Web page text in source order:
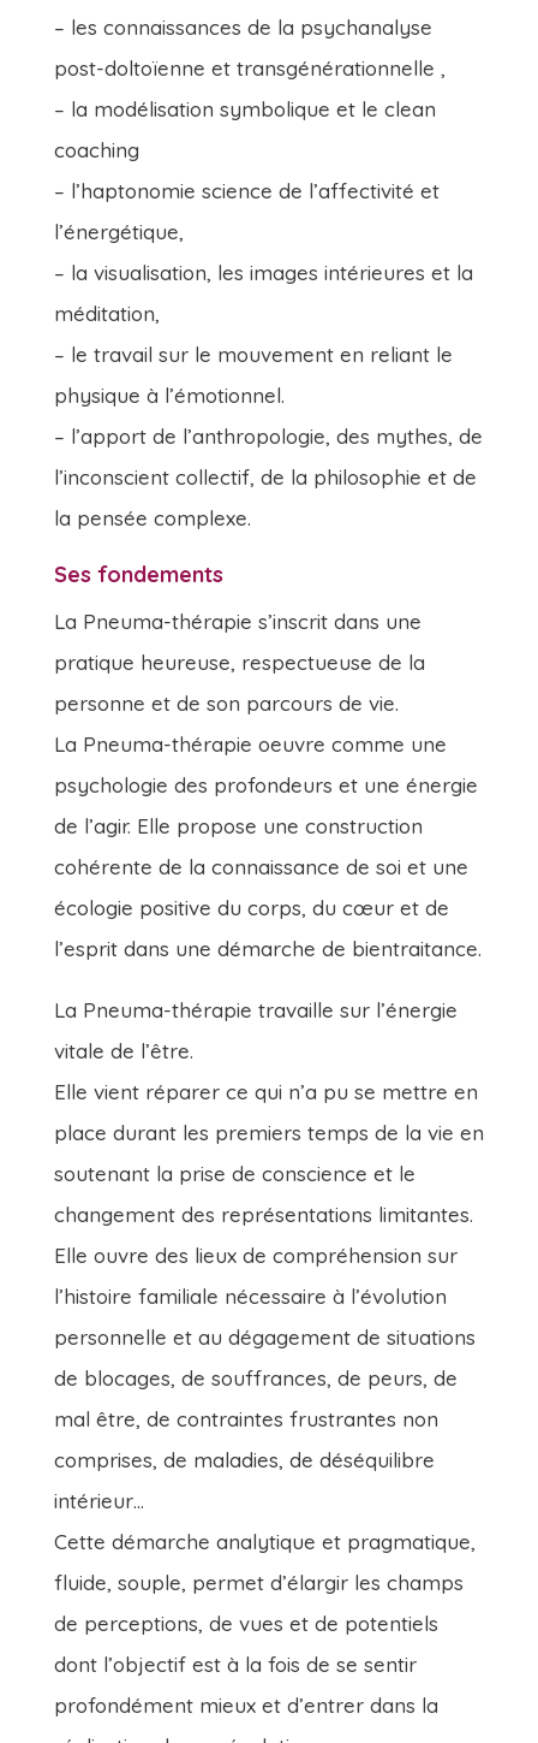
– les connaissances de la psychanalyse
post-doltoïenne et transgénérationnelle ,
– la modélisation symbolique et le clean
coaching
– l’haptonomie science de l’affectivité et
l’énergétique,
– la visualisation, les images intérieures et la
méditation,
– le travail sur le mouvement en reliant le
physique à l’émotionnel.
– l’apport de l’anthropologie, des mythes, de
l’inconscient collectif, de la philosophie et de
la pensée complexe.
Ses fondements
La Pneuma-thérapie s’inscrit dans une
pratique heureuse, respectueuse de la
personne et de son parcours de vie.
La Pneuma-thérapie oeuvre comme une
psychologie des profondeurs et une énergie
de l’agir. Elle propose une construction
cohérente de la connaissance de soi et une
écologie positive du corps, du cœur et de
l’esprit dans une démarche de bientraitance.
La Pneuma-thérapie travaille sur l’énergie
vitale de l’être.
Elle vient réparer ce qui n’a pu se mettre en
place durant les premiers temps de la vie en
soutenant la prise de conscience et le
changement des représentations limitantes.
Elle ouvre des lieux de compréhension sur
l’histoire familiale nécessaire à l’évolution
personnelle et au dégagement de situations
de blocages, de souffrances, de peurs, de
mal être, de contraintes frustrantes non
comprises, de maladies, de déséquilibre
intérieur…
Cette démarche analytique et pragmatique,
fluide, souple, permet d’élargir les champs
de perceptions, de vues et de potentiels
dont l’objectif est à la fois de se sentir
profondément mieux et d’entrer dans la